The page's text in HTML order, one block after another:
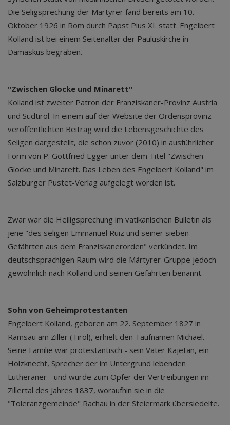
Die Seligsprechung der Märtyrer fand bereits am 10.
Oktober 1926 in Rom durch Papst Pius XI. statt. Engelbert
Kolland ist bei einem Seitenaltar der Pauluskirche in
Damaskus begraben.
"Zwischen Glocke und Minarett"
Kolland ist zweiter Patron der Franziskaner-Provinz Austria
und Südtirol. In einem auf der Website der Ordensprovinz
veröffentlichten Beitrag wird die Lebensgeschichte des
Seligen dargestellt, die schon zuvor (2010) in ausführlicher
Form von P. Gottfried Egger unter dem Titel "Zwischen
Glocke und Minarett. Das Leben des Engelbert Kolland" im
Salzburger Pustet-Verlag aufgelegt worden ist.
Zwar war die Heiligsprechung im vatikanischen Bulletin als
jene "des seligen Emmanuel Ruiz und seiner sieben
Gefährten aus dem Franziskanerorden" verkündet. Im
deutschsprachigen Raum wird die Märtyrer-Gruppe jedoch
gewöhnlich nach Kolland und seinen Gefährten benannt.
Sohn von Geheimprotestanten
Engelbert Kolland, geboren am 22. September 1827 in
Ramsau am Ziller (Tirol), erhielt den Taufnamen Michael.
Seine Familie war protestantisch - sein Vater Kajetan, ein
Holzknecht, Sprecher der im Untergrund lebenden
Lutheraner - und wurde zum Opfer der Vertreibungen im
Zillertal des Jahres 1837, woraufhin sie in die
"Toleranzgemeinde" Rachau in der Steiermark übersiedelte.